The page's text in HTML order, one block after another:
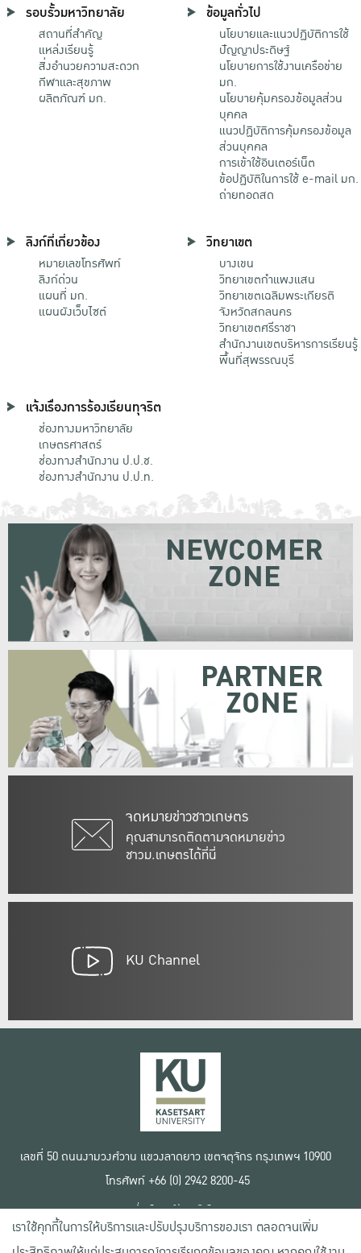
รอบรั้วมหาวิทยาลัย
สถานที่สำคัญ
แหล่งเรียนรู้
สิ่งอำนวยความสะดวก
กีฬาและสุขภาพ
ผลิตภัณฑ์ มก.
ข้อมูลทั่วไป
นโยบายและแนวปฏิบัติการใช้
ปัญญาประดิษฐ์
นโยบายการใช้งานเครือข่าย
มก.
นโยบายคุ้มครองข้อมูลส่วน
บุคคล
แนวปฏิบัติการคุ้มครองข้อมูล
ส่วนบุคคล
การเข้าใช้อินเตอร์เน็ต
ข้อปฏิบัติในการใช้ e-mail มก.
ถ่ายทอดสด
ลิงก์ที่เกี่ยวข้อง
หมายเลขโทรศัพท์
ลิงก์ด่วน
แผนที่ มก.
แผนผังเว็บไซต์
วิทยาเขต
บางเขน
วิทยาเขตกําแพงแสน
วิทยาเขตเฉลิมพระเกียรติ
จังหวัดสกลนคร
วิทยาเขตศรีราชา
สำนักงานเขตบริหารการเรียนรู้
พื้นที่สุพรรณบุรี
แจ้งเรื่องการร้องเรียนทุจริต
ช่องทางมหาวิทยาลัย
เกษตรศาสตร์
ช่องทางสำนักงาน ป.ป.ช.
ช่องทางสำนักงาน ป.ป.ท.
จดหมายข่าวชาวเกษตร
คุณสามารถติดตามจดหมายข่าว
ชาวม.เกษตรได้ที่นี่
NEWCOMER
ZONE
PARTNER
ZONE
KU Channel
เลขที่ 50 ถนนงามวงศ์วาน แขวงลาดยาว เขตจตุจักร กรุงเทพฯ 10900
โทรศัพท์ +66 (0) 2942 8200-45
เงื่อนไขการใช้งานเว็บไซต์
ข้อตกลงด้านสิทธิ์ใช้งาน
นโยบายความเป็นส่วนตัว
เราใช้คุกกี้ในการให้บริการและปรับปรุงบริการของเรา ตลอดจนเพิ่ม